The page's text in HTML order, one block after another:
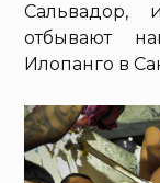
Сальвадор,
отбывают
Илопанго в